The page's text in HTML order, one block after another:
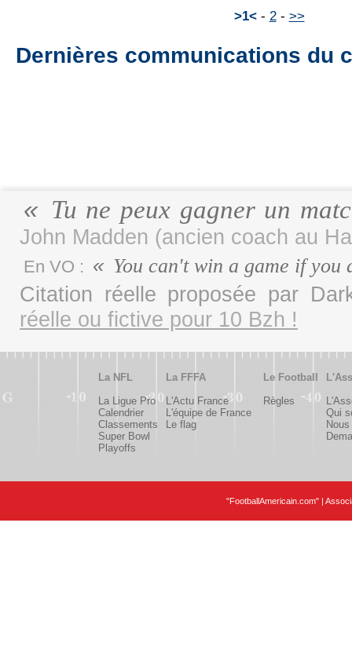
>1<- 2- >>
Dernières communications du
Tu ne peux gagner un
John Madden (ancien coach au
En VO : You can't win a game if
Citation réelle proposée par
réelle ou fictive pour 10 Bzh !
La NFL
La Ligue Pro
Calendrier
Classements
Super Bowl
Playoffs
La FFFA
L'Actu France
L'équipe de France
Le flag
Le Football
Règles
Qui
"FootballAmericain.com" |